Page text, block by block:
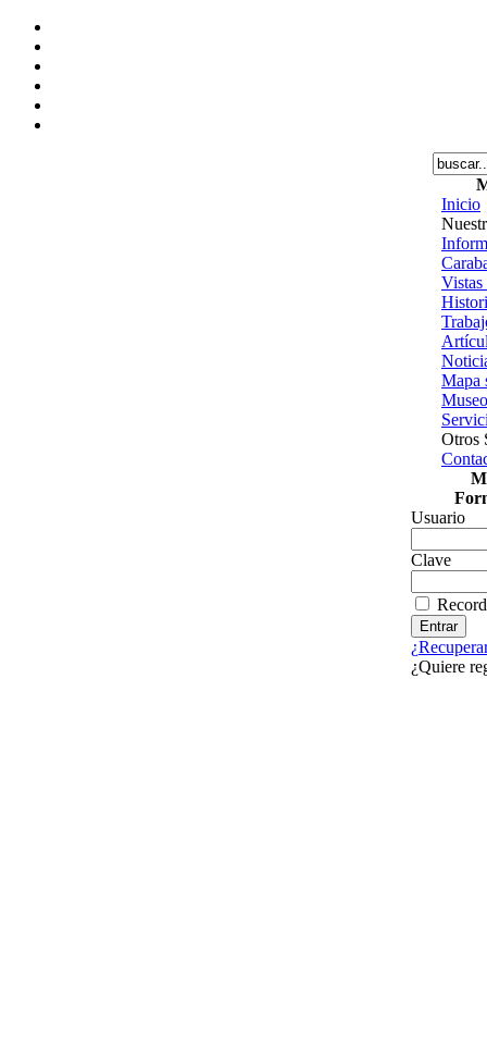
Inicio
Vistas
Mapa
Otros
Usuario
Clave
¿Quiere